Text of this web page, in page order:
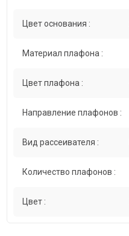
Цвет основания :
Материал плафона :
Цвет плафона :
Направление плафонов :
Вид рассеивателя :
Количество плафонов :
Цвет :